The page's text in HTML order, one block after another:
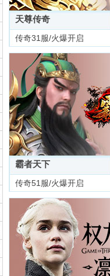
天尊传奇
传奇31服/火爆开启
霸者天下
传奇51服/火爆开启